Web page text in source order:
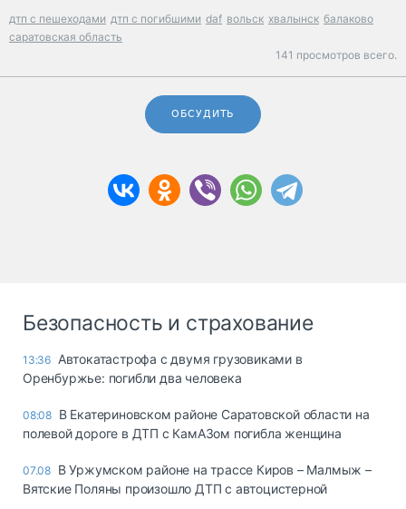
дтп с пешеходами дтп с погибшими daf вольск хвалынск балаково
саратовская область
141 просмотров всего.
ОБСУДИТЬ
Безопасность и страхование
13:36 Автокатастрофа с двумя грузовиками в
Оренбуржье: погибли два человека
08:08 В Екатериновском районе Саратовской области на
полевой дороге в ДТП с КамАЗом погибла женщина
07.08 В Уржумском районе на трассе Киров – Малмыж –
Вятские Поляны произошло ДТП с автоцистерной